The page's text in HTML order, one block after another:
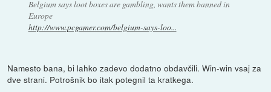
Belgium says loot boxes are gambling, wants them banned in
Europe
http://www.pcgamer.com/belgium-says-loo...
Namesto bana, bi lahko zadevo dodatno obdavčili. Win-win vsaj za
dve strani. Potrošnik bo itak potegnil ta kratkega.